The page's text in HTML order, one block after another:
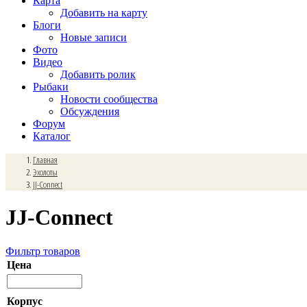
Добавить на карту
Блоги
Новые записи
Фото
Видео
Добавить ролик
Рыбаки
Новости сообщества
Обсуждения
Форум
Каталог
Главная
Эхолоты
JJ-Connect
JJ-Connect
Фильтр товаров
Цена
Корпус